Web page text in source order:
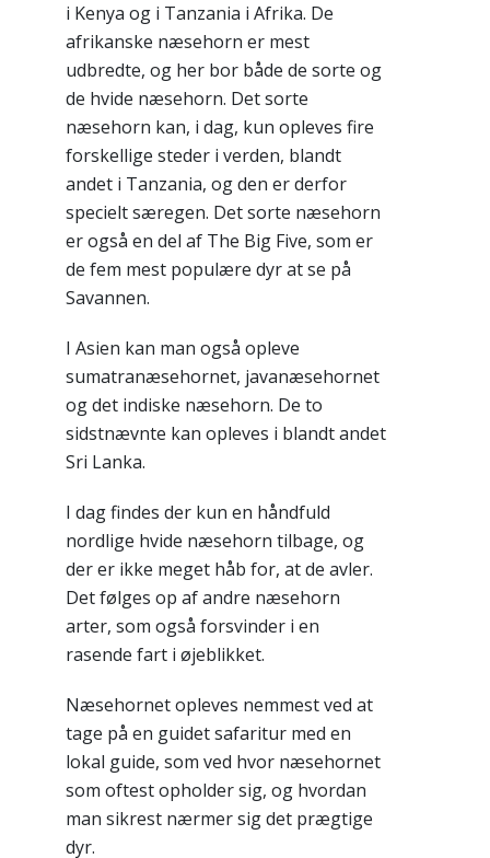
i Kenya og i Tanzania i Afrika. De
afrikanske næsehorn er mest
udbredte, og her bor både de sorte og
de hvide næsehorn. Det sorte
næsehorn kan, i dag, kun opleves fire
forskellige steder i verden, blandt
andet i Tanzania, og den er derfor
specielt særegen. Det sorte næsehorn
er også en del af The Big Five, som er
de fem mest populære dyr at se på
Savannen.
I Asien kan man også opleve
sumatranæsehornet, javanæsehornet
og det indiske næsehorn. De to
sidstnævnte kan opleves i blandt andet
Sri Lanka.
I dag findes der kun en håndfuld
nordlige hvide næsehorn tilbage, og
der er ikke meget håb for, at de avler.
Det følges op af andre næsehorn
arter, som også forsvinder i en
rasende fart i øjeblikket.
Næsehornet opleves nemmest ved at
tage på en guidet safaritur med en
lokal guide, som ved hvor næsehornet
som oftest opholder sig, og hvordan
man sikrest nærmer sig det prægtige
dyr.